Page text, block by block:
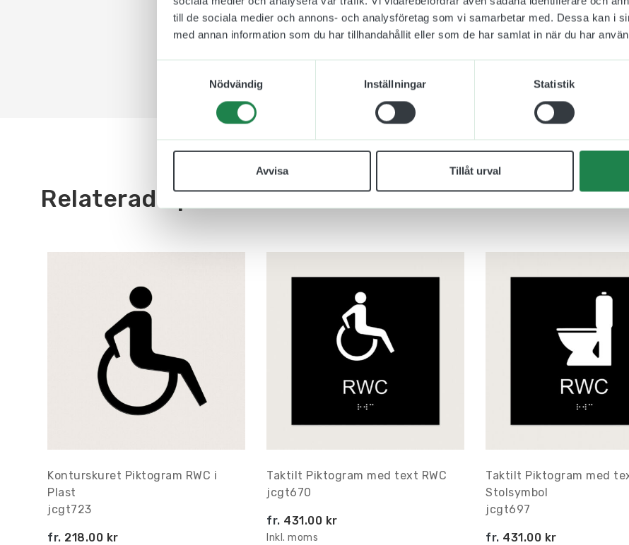
till de sociala medier och annons- och analysföretag som vi samarbetar med. Dessa kan i
med annan information som du har tillhandahållit eller som de har samlat in när du har
Nödvändig
Inställningar Statistik
Avvisa Tillåt urval
sjukhus och skolor.
Relaterade produkter
Konturskuret Piktogram RWC i
Plast
jcgt723
fr. 218.00 kr
Taktilt Piktogram med text RWC
jcgt670
fr. 431.00 kr
Inkl. moms
Taktilt Piktogram med
Stolsymbol
jcgt697
fr. 431.00 kr